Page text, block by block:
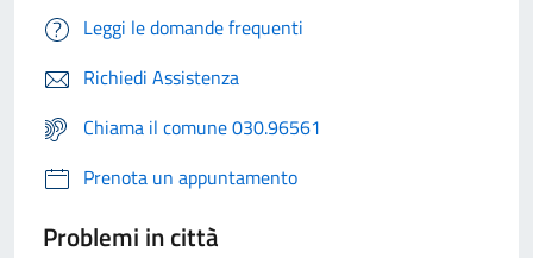
Leggi le domande frequenti
Richiedi Assistenza
Chiama il comune 030.96561
Prenota un appuntamento
Problemi in città